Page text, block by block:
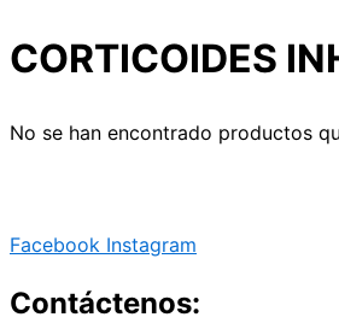
CORTICOIDES
No se han encontrado productos
Facebook Instagram
Contáctenos: